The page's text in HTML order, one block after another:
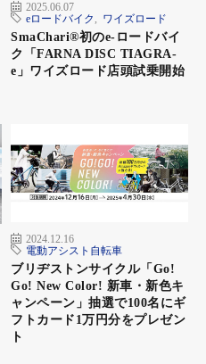
2025.06.07
eロードバイク
ワイズロード
SmaChari®︎初のe-ロードバイ
ク「FARNA DISC TIAGRA-
e」ワイズロード店頭試乗開始
2024.12.16
電動アシスト自転車
ブリヂストンサイクル「Go!
Go! New Color! 新車・新色キ
ャンペーン」抽選で100名にギ
フトカード1万円分をプレゼン
ト